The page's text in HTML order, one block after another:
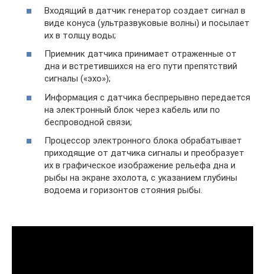
Входящий в датчик генератор создает сигнал в
виде конуса (ультразвуковые волны) и посылает
их в толщу воды;
Приемник датчика принимает отраженные от
дна и встретившихся на его пути препятствий
сигналы («эхо»);
Информация с датчика беспрерывно передается
на электронный блок через кабель или по
беспроводной связи;
Процессор электронного блока обрабатывает
приходящие от датчика сигналы и преобразует
их в графическое изображение рельефа дна и
рыбы на экране эхолота, с указанием глубины
водоема и горизонтов стояния рыбы.